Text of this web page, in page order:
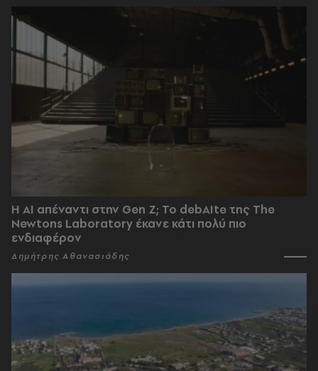
Η AI απέναντι στην Gen Z; Το debAIte της The
Newtons Laboratory έκανε κάτι πολύ πιο
ενδιαφέρον
Δημήτρης Αθανασιάδης